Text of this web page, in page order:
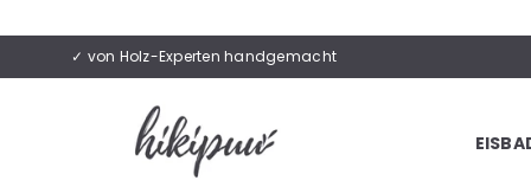
✓ von Holz-Experten handgemacht